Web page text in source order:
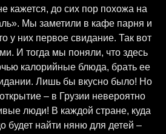
кажется, до сих пор похожа на
Мы заметили в кафе парня и
у них первое свидание. Так вот
И тогда мы поняли, что здесь
калорийные блюда, брать ее
Лишь бы вкусно было! Но
– в Грузии невероятно
люди! В каждой стране, куда
будет найти няню для детей –